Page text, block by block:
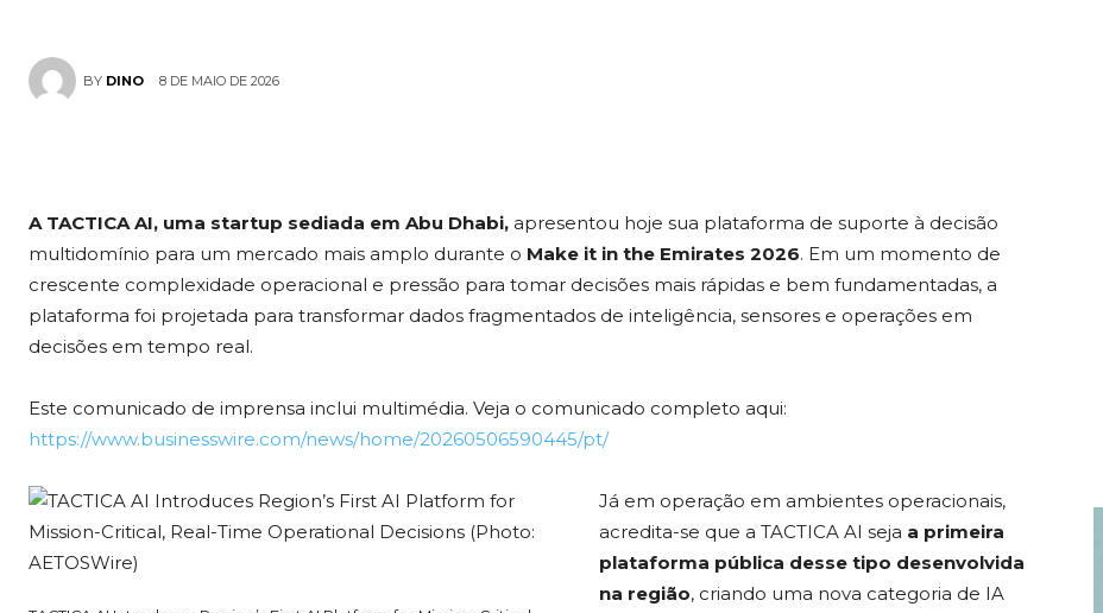
BY DINO 8 DE MAIO DE 2026
A TACTICA AI, uma startup sediada em Abu Dhabi, apresentou hoje sua plataforma de suporte à decisão
multidomínio para um mercado mais amplo durante o Make it in the Emirates 2026. Em um momento de
crescente complexidade operacional e pressão para tomar decisões mais rápidas e bem fundamentadas, a
plataforma foi projetada para transformar dados fragmentados de inteligência, sensores e operações em
decisões em tempo real.
Este comunicado de imprensa inclui multimédia. Veja o comunicado completo aqui:
https://www.businesswire.com/news/home/20260506590445/pt/
Já em operação em ambientes operacionais,
acredita-se que a TACTICA AI seja a primeira
plataforma pública desse tipo desenvolvida
na região, criando uma nova categoria de IA